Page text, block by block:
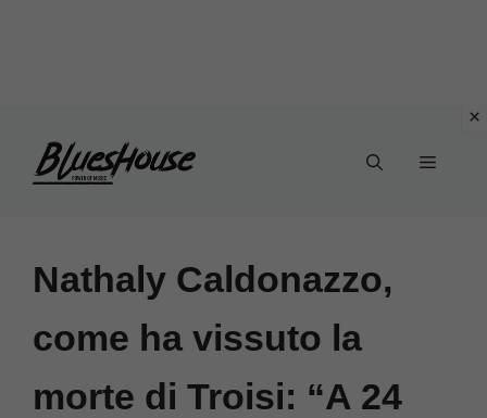
Menu
Nathaly Caldonazzo,
come ha vissuto la
morte di Troisi: “A 24